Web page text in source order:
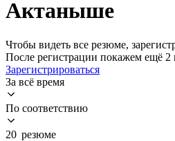
Актаныше
Чтобы видеть все резюме,
После регистрации покажем ещё 2
Зарегистрироваться
За всё время
По соответствию
20 резюме